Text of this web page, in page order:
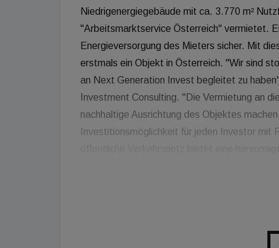
Niedrigenergiegebäude mit ca. 3.770 m²
"Arbeitsmarktservice Österreich" vermietet.
Energieversorgung des Mieters sicher. Mit
erstmals ein Objekt in Österreich. "Wir sind
an Next Generation Invest begleitet zu
Investment Consulting. "Die Vermietung an
nachhaltige Ausrichtung des Objektes
Investitionsmöglichkeit für jeden Investor mit
der Kanzlei Tiefenthaler Gnesda